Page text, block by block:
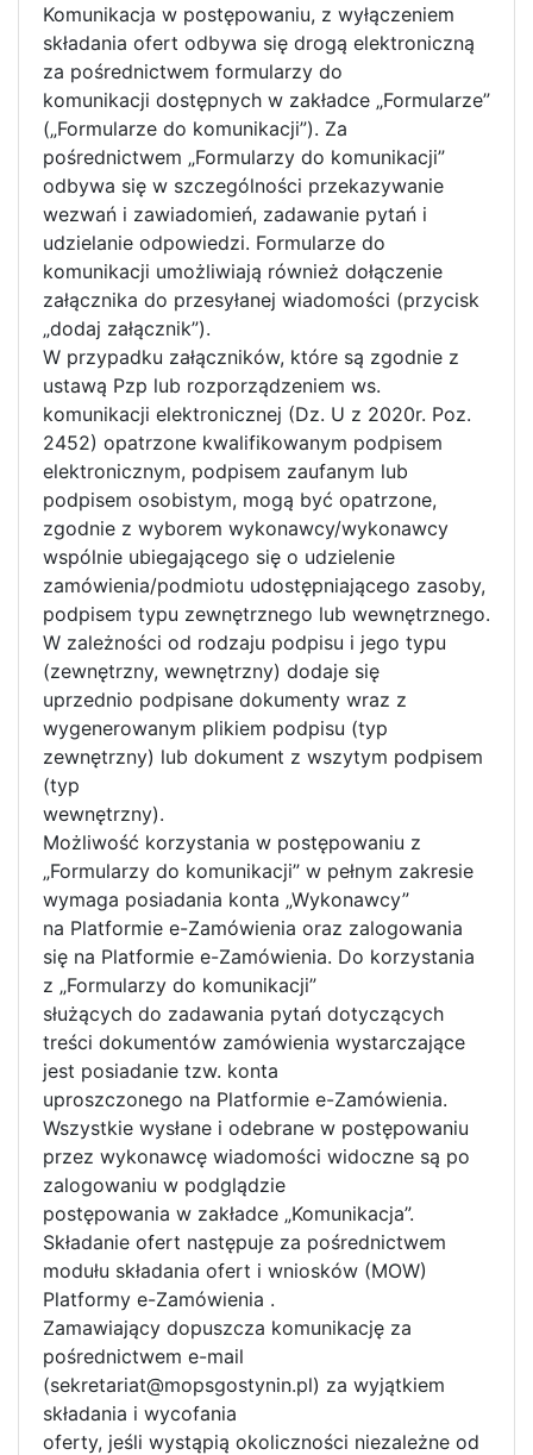
Komunikacja w postępowaniu, z wyłączeniem
składania ofert odbywa się drogą elektroniczną
za pośrednictwem formularzy do
komunikacji dostępnych w zakładce „Formularze”
(„Formularze do komunikacji”). Za
pośrednictwem „Formularzy do komunikacji”
odbywa się w szczególności przekazywanie
wezwań i zawiadomień, zadawanie pytań i
udzielanie odpowiedzi. Formularze do
komunikacji umożliwiają również dołączenie
załącznika do przesyłanej wiadomości (przycisk
„dodaj załącznik”).
W przypadku załączników, które są zgodnie z
ustawą Pzp lub rozporządzeniem ws.
komunikacji elektronicznej (Dz. U z 2020r. Poz.
2452) opatrzone kwalifikowanym podpisem
elektronicznym, podpisem zaufanym lub
podpisem osobistym, mogą być opatrzone,
zgodnie z wyborem wykonawcy/wykonawcy
wspólnie ubiegającego się o udzielenie
zamówienia/podmiotu udostępniającego zasoby,
podpisem typu zewnętrznego lub wewnętrznego.
W zależności od rodzaju podpisu i jego typu
(zewnętrzny, wewnętrzny) dodaje się
uprzednio podpisane dokumenty wraz z
wygenerowanym plikiem podpisu (typ
zewnętrzny) lub dokument z wszytym podpisem
(typ
wewnętrzny).
Możliwość korzystania w postępowaniu z
„Formularzy do komunikacji” w pełnym zakresie
wymaga posiadania konta „Wykonawcy”
na Platformie e-Zamówienia oraz zalogowania
się na Platformie e-Zamówienia. Do korzystania
z „Formularzy do komunikacji”
służących do zadawania pytań dotyczących
treści dokumentów zamówienia wystarczające
jest posiadanie tzw. konta
uproszczonego na Platformie e-Zamówienia.
Wszystkie wysłane i odebrane w postępowaniu
przez wykonawcę wiadomości widoczne są po
zalogowaniu w podglądzie
postępowania w zakładce „Komunikacja”.
Składanie ofert następuje za pośrednictwem
modułu składania ofert i wniosków (MOW)
Platformy e-Zamówienia .
Zamawiający dopuszcza komunikację za
pośrednictwem e-mail
(sekretariat@mopsgostynin.pl) za wyjątkiem
składania i wycofania
oferty, jeśli wystąpią okoliczności niezależne od